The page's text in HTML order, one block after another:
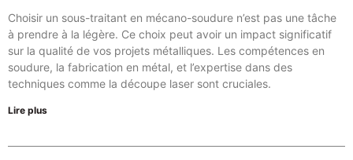
Choisir un sous-traitant en mécano-soudure n’est pas une tâche
à prendre à la légère. Ce choix peut avoir un impact significatif
sur la qualité de vos projets métalliques. Les compétences en
soudure, la fabrication en métal, et l’expertise dans des
techniques comme la découpe laser sont cruciales.
Lire plus